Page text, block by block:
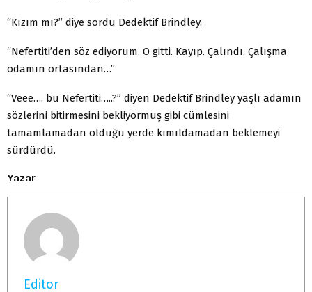
“Kızım mı?” diye sordu Dedektif Brindley.
“Nefertiti’den söz ediyorum. O gitti. Kayıp. Çalındı. Çalışma
odamın ortasından…”
“Veee…. bu Nefertiti…..?” diyen Dedektif Brindley yaşlı adamın
sözlerini bitirmesini bekliyormuş gibi cümlesini
tamamlamadan olduğu yerde kımıldamadan beklemeyi
sürdürdü.
Yazar
Editor